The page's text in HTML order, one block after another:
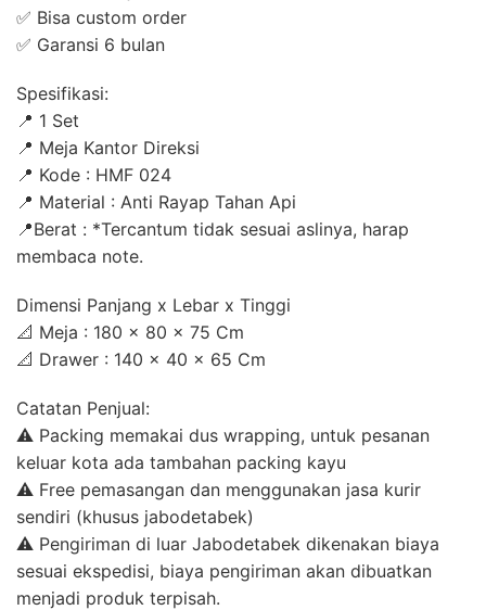
✅ Bisa custom order
✅ Garansi 6 bulan
Spesifikasi:
📍 1 Set
📍 Meja Kantor Direksi
📍 Kode : HMF 024
📍 Material : Anti Rayap Tahan Api
📍Berat : *Tercantum tidak sesuai aslinya, harap
membaca note.
Dimensi Panjang x Lebar x Tinggi
📐 Meja : 180 x 80 x 75 Cm
📐 Drawer : 140 x 40 x 65 Cm
Catatan Penjual:
⚠ Packing memakai dus wrapping, untuk pesanan
keluar kota ada tambahan packing kayu
⚠ Free pemasangan dan menggunakan jasa kurir
sendiri (khusus jabodetabek)
⚠ Pengiriman di luar Jabodetabek dikenakan biaya
sesuai ekspedisi, biaya pengiriman akan dibuatkan
menjadi produk terpisah.